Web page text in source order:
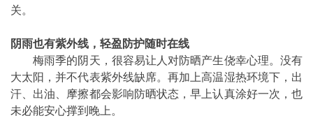
关。
阴雨也有紫外线，轻盈防护随时在线
梅雨季的阴天，很容易让人对防晒产生侥幸心理。没有
大太阳，并不代表紫外线缺席。再加上高温湿热环境下，出
汗、出油、摩擦都会影响防晒状态，早上认真涂好一次，也
未必能安心撑到晚上。